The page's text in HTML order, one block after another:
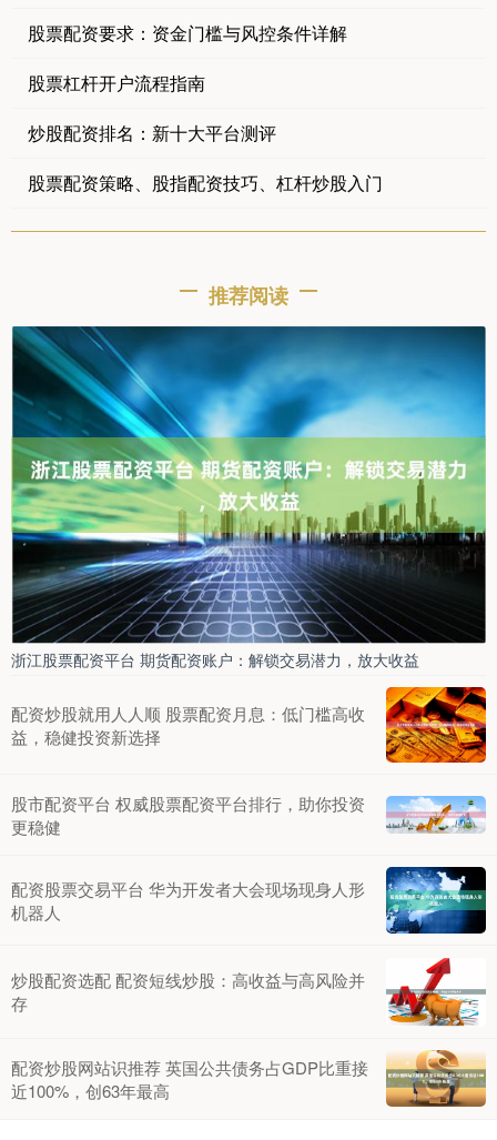
股票配资要求：资金门槛与风控条件详解
股票杠杆开户流程指南
炒股配资排名：新十大平台测评
股票配资策略、股指配资技巧、杠杆炒股入门
推荐阅读
浙江股票配资平台 期货配资账户：解锁交易潜力，放大收益
配资炒股就用人人顺 股票配资月息：低门槛高收
益，稳健投资新选择
股市配资平台 权威股票配资平台排行，助你投资
更稳健
配资股票交易平台 华为开发者大会现场现身人形
机器人
炒股配资选配 配资短线炒股：高收益与高风险并
存
配资炒股网站识推荐 英国公共债务占GDP比重接
近100%，创63年最高